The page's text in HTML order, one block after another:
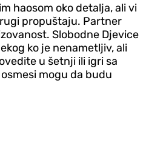
haosom oko detalja, ali vi
propuštaju. Partner
Slobodne Djevice
ko je nenametljiv, ali
u šetnji ili igri sa
mogu da budu